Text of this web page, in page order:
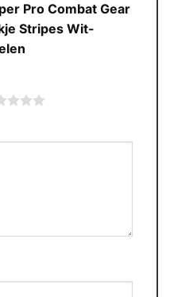
Pro Combat Gear
Stripes Wit-